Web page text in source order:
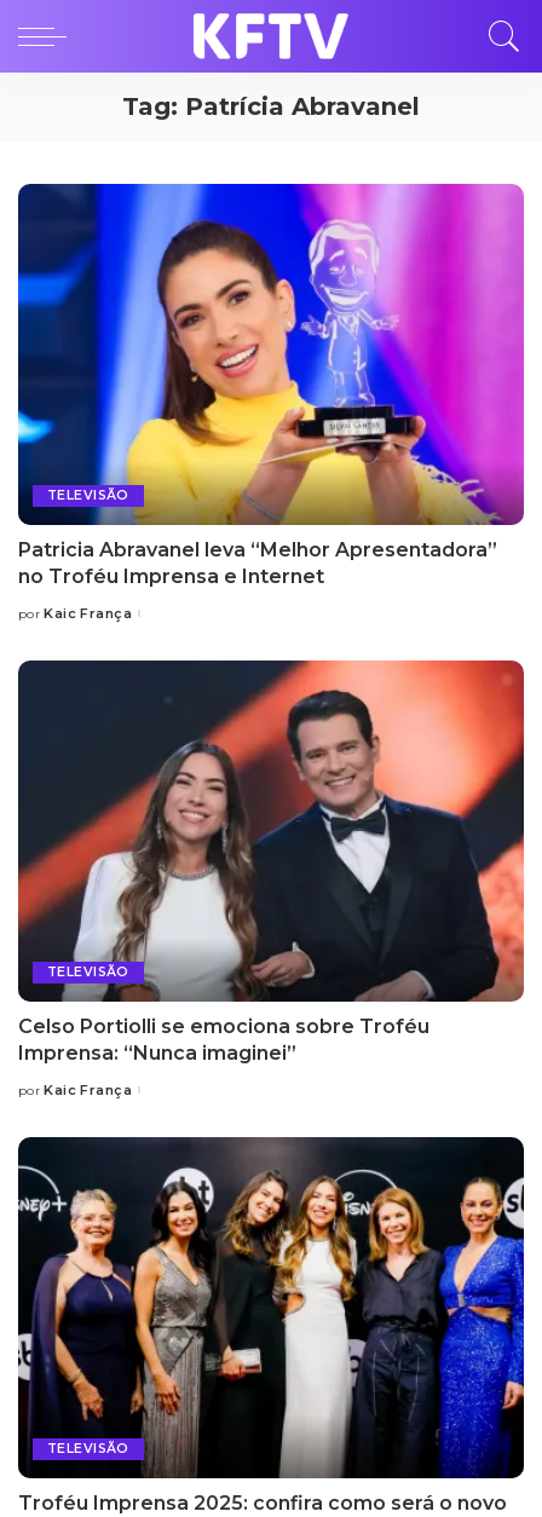
Tag: Patrícia Abravanel
TELEVISÃO
Patricia Abravanel leva “Melhor Apresentadora”
no Troféu Imprensa e Internet
Posted
por Kaic França
TELEVISÃO
Celso Portiolli se emociona sobre Troféu
Imprensa: “Nunca imaginei”
Posted
por Kaic França
TELEVISÃO
Troféu Imprensa 2025: confira como será o novo